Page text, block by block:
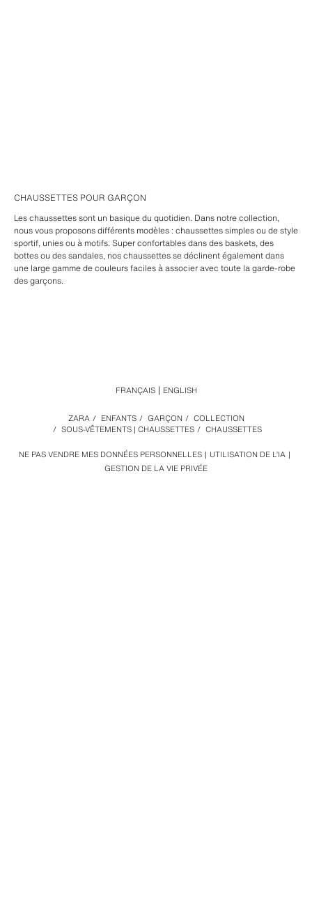
CHAUSSETTES POUR GARÇON
Les chaussettes sont un basique du quotidien. Dans notre collection,
nous vous proposons différents modèles : chaussettes simples ou de style
sportif, unies ou à motifs. Super confortables dans des baskets, des
bottes ou des sandales, nos chaussettes se déclinent également dans
une large gamme de couleurs faciles à associer avec toute la garde-robe
des garçons.
NE PAS VENDRE MES DONNÉES PERSONNELLES
UTILISATION DE L’IA
GESTION DE LA VIE PRIVÉE
ZARA / ENFANTS / GARÇON / COLLECTION
/ SOUS-VÊTEMENTS | CHAUSSETTES / CHAUSSETTES
FRANÇAIS ENGLISH